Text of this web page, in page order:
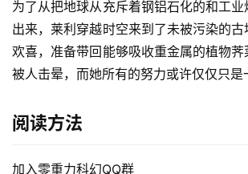
为了从把地球从充斥着钢铝石化的和工
出来，莱利穿越时空来到了未被污染的
欢喜，准备带回能够吸收重金属的植物
被人击晕，而她所有的努力或许仅仅只
阅读方法
加入零重力科幻QQ群